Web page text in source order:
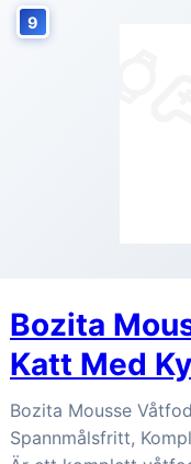
9
Bozita
Katt Med
Bozita Mousse
Spannmålsfritt,